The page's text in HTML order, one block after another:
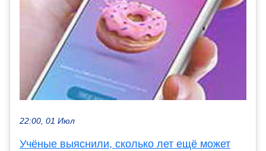
22:00, 01 Июл
Учёные выяснили, сколько лет ещё может